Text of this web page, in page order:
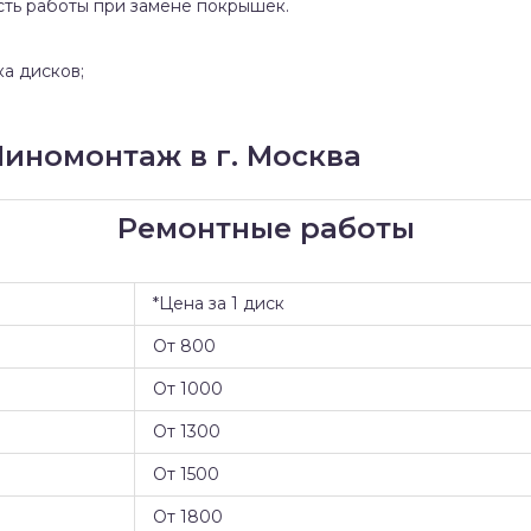
работы при замене покрышек.
дисков;
в г. Москва
Ремонтные работы
*Цена за 1 диск
От 800
От 1000
От 1300
От 1500
От 1800